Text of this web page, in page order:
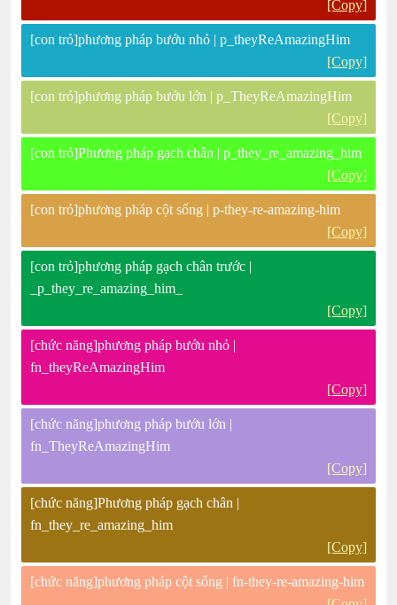
[Copy]
[con trỏ]phương pháp bướu nhỏ | p_theyReAmazingHim
[Copy]
[con trỏ]phương pháp bướu lớn | p_TheyReAmazingHim
[Copy]
[con trỏ]Phương pháp gạch chân | p_they_re_amazing_him
[Copy]
[con trỏ]phương pháp cột sống | p-they-re-amazing-him
[Copy]
[con trỏ]phương pháp gạch chân trước |
_p_they_re_amazing_him_
[Copy]
[chức năng]phương pháp bướu nhỏ |
fn_theyReAmazingHim
[Copy]
[chức năng]phương pháp bướu lớn |
fn_TheyReAmazingHim
[Copy]
[chức năng]Phương pháp gạch chân |
fn_they_re_amazing_him
[Copy]
[chức năng]phương pháp cột sống | fn-they-re-amazing-him